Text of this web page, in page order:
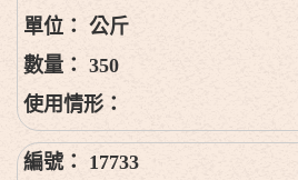
公斤
350
17733